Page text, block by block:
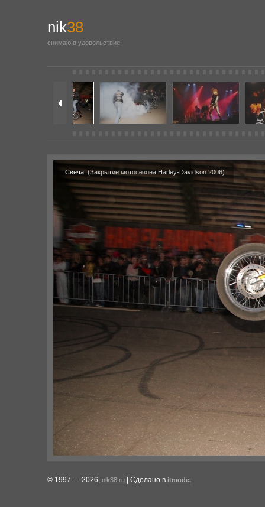
nik38
снимаю в удовольствие
Свеча(Закрытие мотосезона Harley-Davidson 2006)
© 1997 — 2026, nik38.ru | Сделано в itmode.